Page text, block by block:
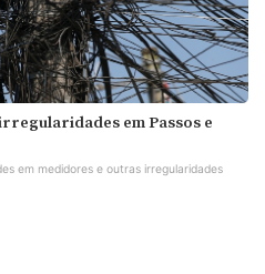
em Passos e
em medidores e outras irregularidades